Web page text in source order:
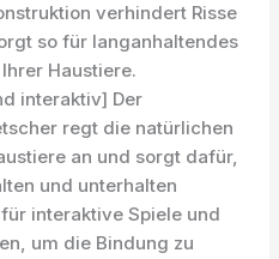
verhindert Risse
so für langanhaltendes
Haustiere.
interaktiv] Der
regt die natürlichen
an und sorgt dafür,
und unterhalten
interaktive Spiele und
um die Bindung zu